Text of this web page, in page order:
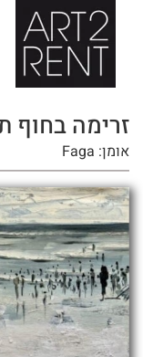
זרימה בחוף
אומן: Faga